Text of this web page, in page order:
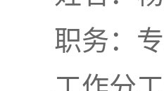
职务：